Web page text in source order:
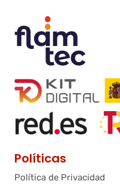
Políticas
Política de Privacidad